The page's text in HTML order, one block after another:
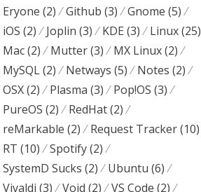
Eryone (2) Github (3) Gnome (5)
iOS (2) Joplin (3) KDE (3) Linux(25)
Mac(2) Mutter(3) MX Linux(2)
MySQL(2) Netways (5) Notes (2)
OSX(2) Plasma (3) Pop!OS (3)
PureOS (2) RedHat(2)
reMarkable (2) Request Tracker(10)
RT (10) Spotify(2)
SystemD Sucks (2) Ubuntu (6)
Vivaldi (3) Void (2) VS Code (2)